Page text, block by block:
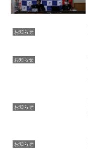
お知らせ
お知らせ
お知らせ
お知らせ